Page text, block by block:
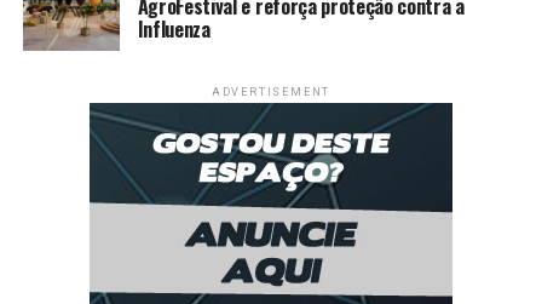
AgroFestival e reforça proteção contra a
Influenza
ADVERTISEMENT